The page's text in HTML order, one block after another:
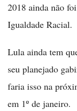
2018 ainda não
Igualdade Racial.
Lula ainda tem
seu planejado
faria isso na
em 1º de janeiro.